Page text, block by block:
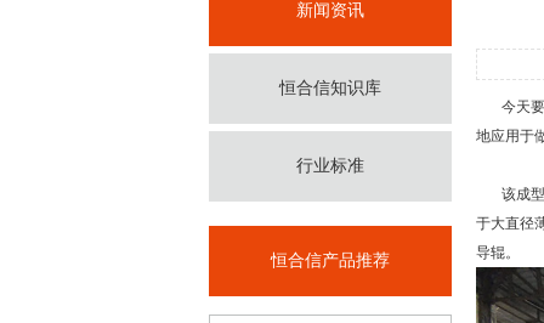
新闻资讯
恒合信知识库
行业标准
恒合信产品推荐
今天要
地应用于
该成型
于大直径
导辊。